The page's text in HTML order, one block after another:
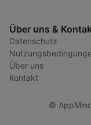
Über uns &
Datenschutz
Über uns
Kontakt
©